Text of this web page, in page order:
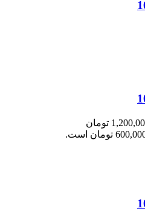
قیمت اصلی 1,200,000 تومان